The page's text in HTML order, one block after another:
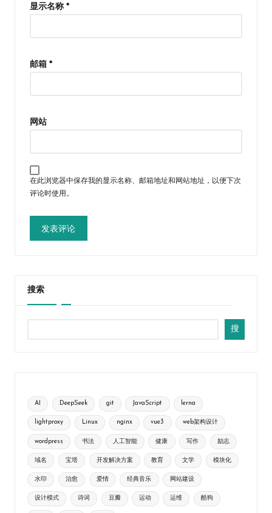
显示名称 *
邮箱 *
网站
在此浏览器中保存我的显示名称、邮箱地址和网站地址，以便下次
评论时使用。
搜索
搜
AI DeepSeek git JavaScript lerna
lightproxy Linux nginx vue3 web架构设计
wordpress 书法 人工智能 健康 写作 励志
域名 宝塔 开发解决方案 教育 文学 模块化
水印 治愈 爱情 经典音乐 网站建设
设计模式 诗词 豆瓣 运动 运维 酷狗